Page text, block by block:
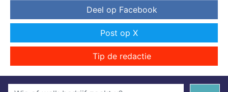
Deel op Facebook
Post op X
Tip de redactie